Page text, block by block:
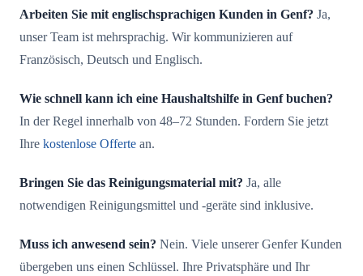
Arbeiten Sie mit englischsprachigen Kunden in Genf? Ja,
unser Team ist mehrsprachig. Wir kommunizieren auf
Französisch, Deutsch und Englisch.
Wie schnell kann ich eine Haushaltshilfe in Genf buchen?
In der Regel innerhalb von 48–72 Stunden. Fordern Sie jetzt
Ihre kostenlose Offerte an.
Bringen Sie das Reinigungsmaterial mit? Ja, alle
notwendigen Reinigungsmittel und -geräte sind inklusive.
Muss ich anwesend sein? Nein. Viele unserer Genfer Kunden
übergeben uns einen Schlüssel. Ihre Privatsphäre und Ihr